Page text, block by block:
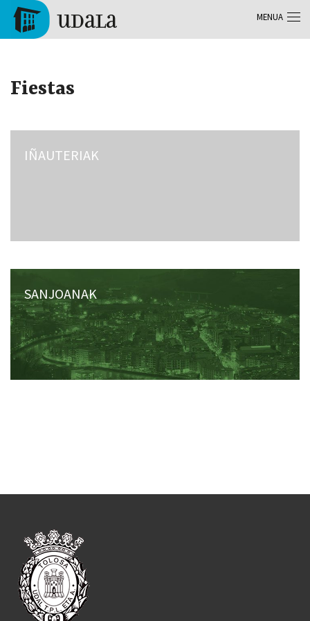
Skip to main content
Fiestas
IÑAUTERIAK
SANJOANAK
MENUA